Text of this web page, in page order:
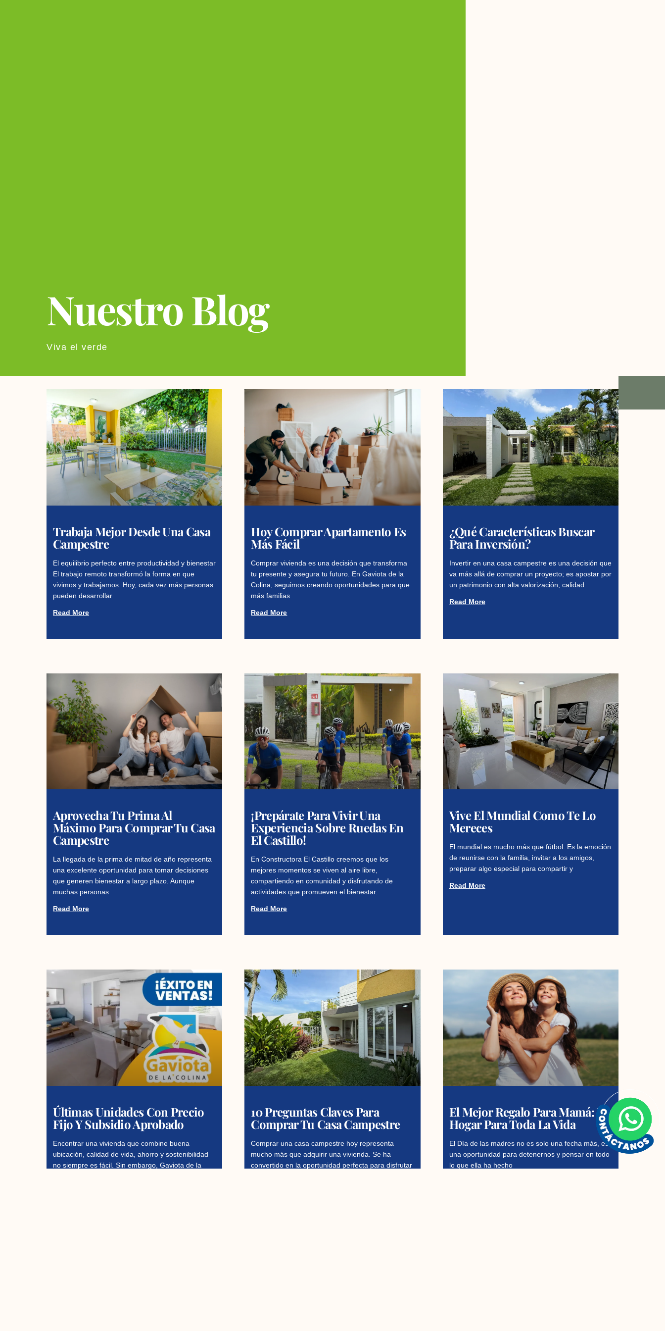
Nuestro Blog
Viva el verde
Trabaja Mejor Desde Una Casa
Campestre
El equilibrio perfecto entre productividad y bienestar
El trabajo remoto transformó la forma en que
vivimos y trabajamos. Hoy, cada vez más personas
pueden desarrollar
Read More
Hoy Comprar Apartamento Es
Más Fácil
Comprar vivienda es una decisión que transforma
tu presente y asegura tu futuro. En Gaviota de la
Colina, seguimos creando oportunidades para que
más familias
Read More
¿Qué Características Buscar
Para Inversión?
Invertir en una casa campestre es una decisión que
va más allá de comprar un proyecto; es apostar por
un patrimonio con alta valorización, calidad
Read More
Aprovecha Tu Prima Al
Máximo Para Comprar Tu Casa
Campestre
La llegada de la prima de mitad de año representa
una excelente oportunidad para tomar decisiones
que generen bienestar a largo plazo. Aunque
muchas personas
Read More
¡Prepárate Para Vivir Una
Experiencia Sobre Ruedas En
El Castillo!
En Constructora El Castillo creemos que los
mejores momentos se viven al aire libre,
compartiendo en comunidad y disfrutando de
actividades que promueven el bienestar.
Read More
Vive El Mundial Como Te Lo
Mereces
El mundial es mucho más que fútbol. Es la emoción
de reunirse con la familia, invitar a los amigos,
preparar algo especial para compartir y
Read More
Últimas Unidades Con Precio
Fijo Y Subsidio Aprobado
Encontrar una vivienda que combine buena
ubicación, calidad de vida, ahorro y sostenibilidad
no siempre es fácil. Sin embargo, Gaviota de la
10 Preguntas Claves Para
Comprar Tu Casa Campestre
Comprar una casa campestre hoy representa
mucho más que adquirir una vivienda. Se ha
convertido en la oportunidad perfecta para disfrutar
El Mejor Regalo Para Mamá: Un
Hogar Para Toda La Vida
El Día de las madres no es solo una fecha más, es
una oportunidad para detenernos y pensar en todo
lo que ella ha hecho
PáginaPágina
Página